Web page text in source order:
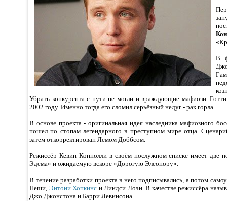
В
Убрать конкурента с пути не могли и враждующие мафиози.
2002 году. Именно тогда его сломил серьёзный недуг - рак горла.
В основе проекта - оригинальная идея наследника мафиозного
пошел по стопам легендарного в преступном мире отца.
затем откорректирован Лемом Доббсом.
Режиссёр Кевин Коннолли в своём послужном списке имеет две
Эдема» и ожидаемую вскоре «Дорогую Элеонору».
В течение разработки проекта в него подписывались, а потом
Пеши, Энтони Хопкинс и Линдси Лоэн. В качестве режиссёра
Джо Джонстона и Барри Левинсона.